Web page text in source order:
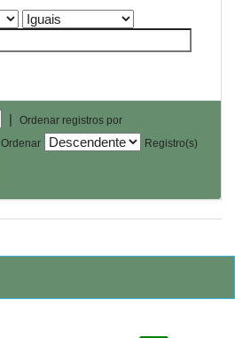
|
Ordenar registros por
Ordenar
Registro(s)